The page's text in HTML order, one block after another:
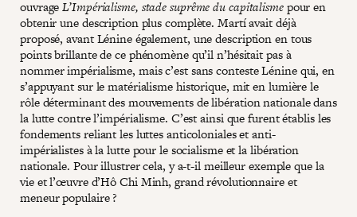
ouvrageL’Impérialisme, stade suprême du capitalismepour en
obtenir une description plus complète. Martí avait déjà
proposé, avant Lénine également, une description en tous
points brillante de ce phénomène qu’il n’hésitait pas à
nommer impérialisme, mais c’est sans conteste Lénine qui, en
s’appuyant sur le matérialisme historique, mit en lumière le
rôle déterminant des mouvements de libération nationale dans
la lutte contre l’impérialisme. C’est ainsi que furent établis les
fondements reliant les luttes anticoloniales et anti-
impérialistes à la lutte pour le socialisme et la libération
nationale. Pour illustrer cela, y a-t-il meilleur exemple que la
vie et l’œuvre d’Hô Chi Minh, grand révolutionnaire et
meneur populaire ?